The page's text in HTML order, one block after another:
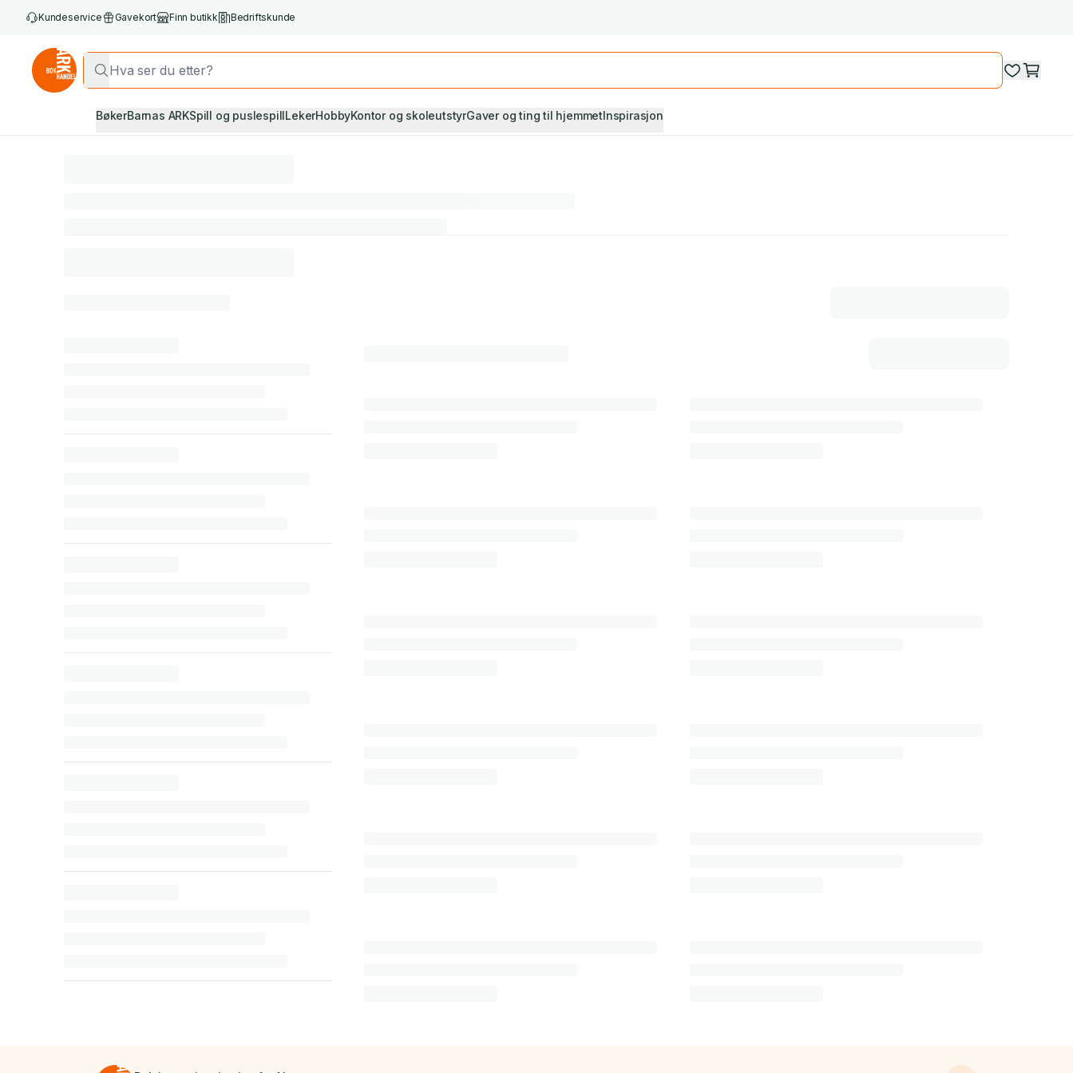
Kundeservice Gavekort Finn butikk Bedriftskunde
BøkerBarnas ARKSpill og puslespillLekerHobbyKontor og skoleutstyrGaver og ting til hjemmetInspirasjon